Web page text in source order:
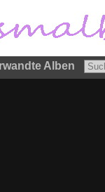
Alben